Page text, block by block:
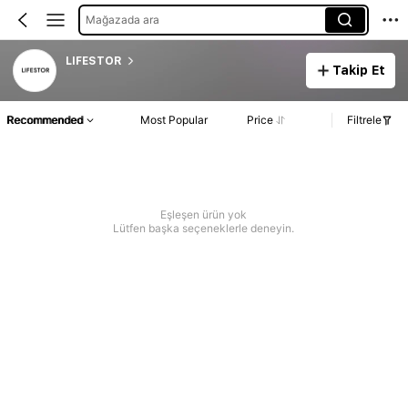
Mağazada ara
LIFESTOR
Takip Et
Recommended Most Popular Price Filtrele
Eşleşen ürün yok
Lütfen başka seçeneklerle deneyin.